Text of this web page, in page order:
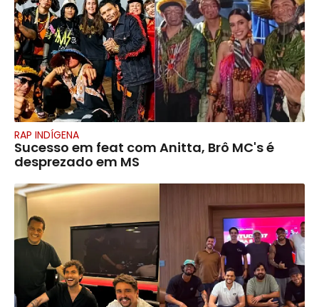
RAP INDÍGENA
Sucesso em feat com Anitta, Brô MC's é
desprezado em MS